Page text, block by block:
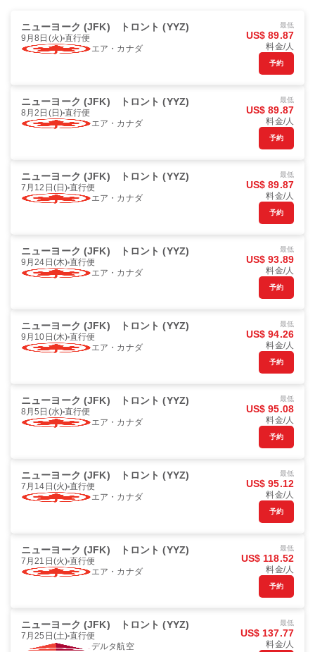
ニューヨーク (JFK) トロント (YYZ)
9月8日(火) 直行便
エア・カナダ
最低
US$ 89.87
料金/人
予約
ニューヨーク (JFK) トロント (YYZ)
8月2日(日) 直行便
エア・カナダ
最低
US$ 89.87
料金/人
予約
ニューヨーク (JFK) トロント (YYZ)
7月12日(日) 直行便
エア・カナダ
最低
US$ 89.87
料金/人
予約
ニューヨーク (JFK) トロント (YYZ)
9月24日(木) 直行便
エア・カナダ
最低
US$ 93.89
料金/人
予約
ニューヨーク (JFK) トロント (YYZ)
9月10日(木) 直行便
エア・カナダ
最低
US$ 94.26
料金/人
予約
ニューヨーク (JFK) トロント (YYZ)
8月5日(水) 直行便
エア・カナダ
最低
US$ 95.08
料金/人
予約
ニューヨーク (JFK) トロント (YYZ)
7月14日(火) 直行便
エア・カナダ
最低
US$ 95.12
料金/人
予約
ニューヨーク (JFK) トロント (YYZ)
7月21日(火) 直行便
エア・カナダ
最低
US$ 118.52
料金/人
予約
ニューヨーク (JFK) トロント (YYZ)
7月25日(土) 直行便
デルタ航空
最低
US$ 137.77
料金/人